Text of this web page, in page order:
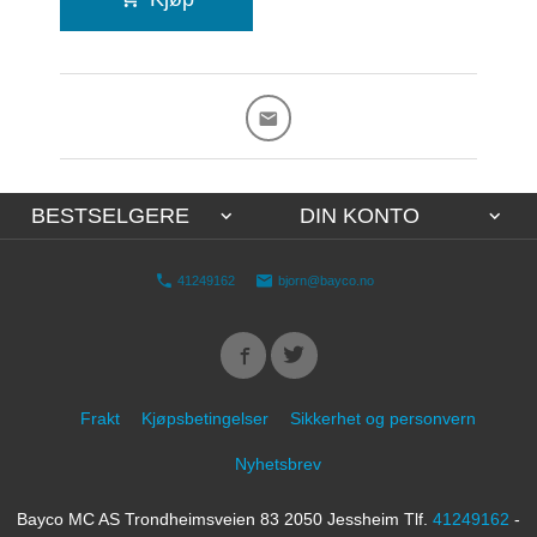
BESTSELGERE DIN KONTO
41249162 bjorn@bayco.no
Frakt Kjøpsbetingelser Sikkerhet og personvern
Nyhetsbrev
Bayco MC AS Trondheimsveien 83 2050 Jessheim Tlf. 41249162 -